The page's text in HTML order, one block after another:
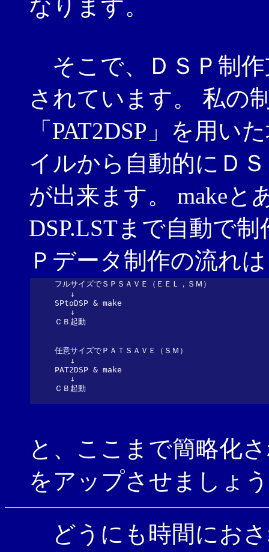
なります。
そこで、ＤＳＰ制
されています。 私の
「PAT2DSP」を用い
イルから自動的にＤ
が出来ます。 makeと
DSP.LSTまで自動で
Ｐデータ制作の流れは
フルサイズでＳＰＳＡＶＥ（ＥＥＬ，ＳＭ）
↓
SPtoDSP & make
↓
ＣＢ起動
任意サイズでＰＡＴＳＡＶＥ（ＳＭ）
↓
PAT2DSP & make
↓
と、ここまで簡略化
をアップさせましょ
どうにも時間にお